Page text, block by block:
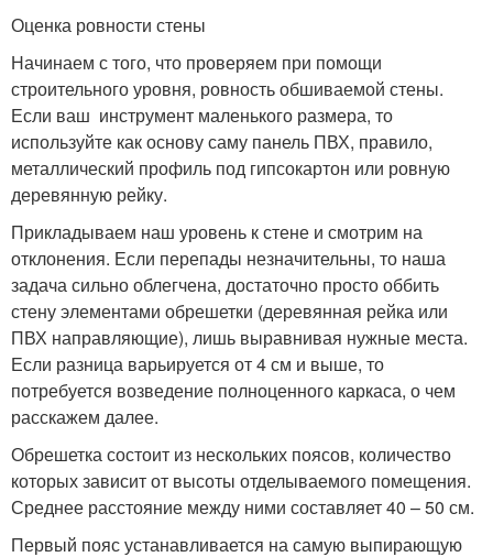
Оценка ровности стены
Начинаем с того, что проверяем при помощи
строительного уровня, ровность обшиваемой стены.
Если ваш инструмент маленького размера, то
используйте как основу саму панель ПВХ, правило,
металлический профиль под гипсокартон или ровную
деревянную рейку.
Прикладываем наш уровень к стене и смотрим на
отклонения. Если перепады незначительны, то наша
задача сильно облегчена, достаточно просто оббить
стену элементами обрешетки (деревянная рейка или
ПВХ направляющие), лишь выравнивая нужные места.
Если разница варьируется от 4 см и выше, то
потребуется возведение полноценного каркаса, о чем
расскажем далее.
Обрешетка состоит из нескольких поясов, количество
которых зависит от высоты отделываемого помещения.
Среднее расстояние между ними составляет 40 – 50 см.
Первый пояс устанавливается на самую выпирающую